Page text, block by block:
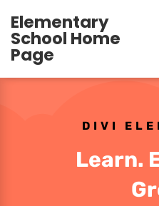
Elementary
School Home
Page
DIVI
Learn.